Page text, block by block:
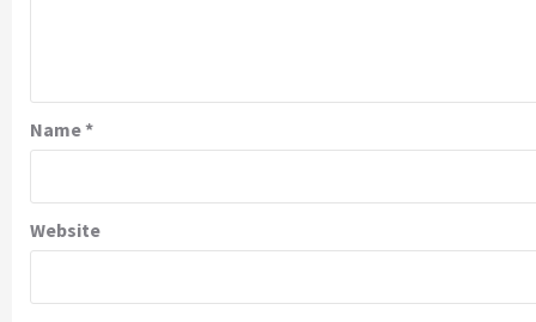
Name*
Website